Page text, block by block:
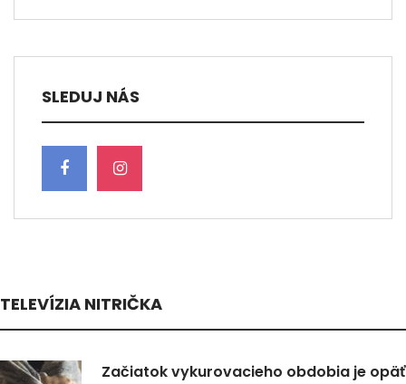
SLEDUJ NÁS
TELEVÍZIA NITRIČKA
Začiatok vykurovacieho obdobia je opäť